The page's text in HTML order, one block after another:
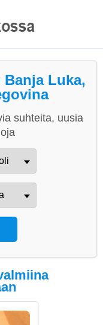
Luka,
suhteita, uusia